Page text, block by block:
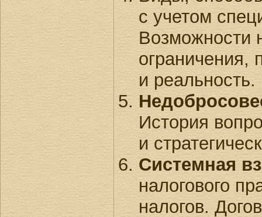
с учетом
Возможности
и реальность.
История
и
Системная
налогового
налогов.